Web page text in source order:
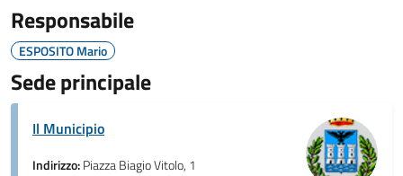
Responsabile
ESPOSITO Mario
Sede principale
Il Municipio
Indirizzo:Piazza Biagio Vitolo, 1